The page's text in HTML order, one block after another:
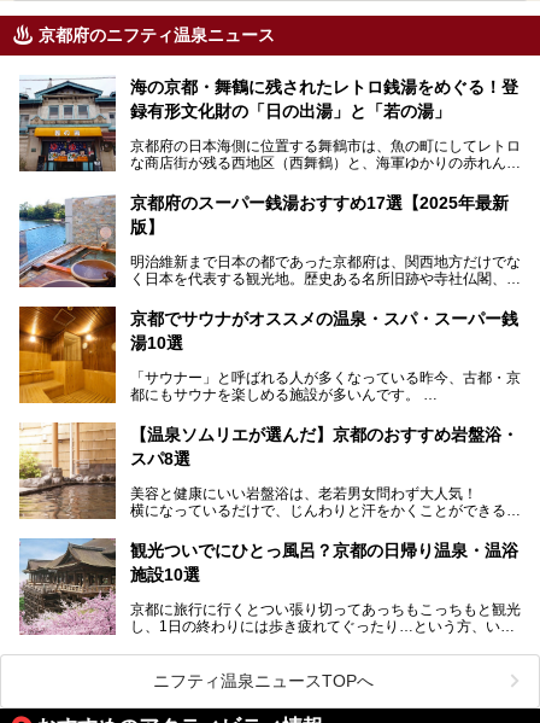
京都府のニフティ温泉ニュース
海の京都・舞鶴に残されたレトロ銭湯をめぐる！登
録有形文化財の「日の出湯」と「若の湯」
京都府の日本海側に位置する舞鶴市は、魚の町にしてレトロ
な商店街が残る西地区（西舞鶴）と、海軍ゆかりの赤れんが
ます。今回案内するのは西地区に今も残る2軒の銭湯「日の
出湯」と「若の湯」。いずれも国の登録有形文化財に指定さ
れた歴史ある建物でありながら、今も現役のお風呂屋さんで
漁師町や商店街で働く人々を支えてきたこの2軒の銭湯とと
ます。
───
この記事は京都府舞鶴市のPR記事です。
京都府のスーパー銭湯おすすめ17選【2025年最新
版】
明治維新まで日本の都であった京都府は、関西地方だけでな
く日本を代表する観光地。歴史ある名所旧跡や寺社仏閣、そ
今回は、そんな京都府で2025年現在おすすめのスーパー銭
湯を紹介します。
部でレジャー気分を満喫できる温泉施設まで、好みのスーパ
ー銭湯を探してみてくださいね。
京都でサウナがオススメの温泉・スパ・スーパー銭
湯10選
「サウナー」と呼ばれる人が多くなっている昨今、古都・京
都にもサウナを楽しめる施設が多いんです。
自分の好きなサウナを探すのもいいですが、さまざまなサウ
ナを体感してみたいですよね。
のある温浴施設を紹介します。
ウナを楽しみましょう！
【温泉ソムリエが選んだ】京都のおすすめ岩盤浴・
スパ8選
美容と健康にいい岩盤浴は、老若男女問わず大人気！
横になっているだけで、じんわりと汗をかくことができるの
地元の方はもちろん、旅先としても人気の京都。
観光のついでに岩盤浴のある温泉に浸かってリフレッシュす
今回は京都にある岩盤浴のある施設をピックアップしてご紹
観光ついでにひとっ風呂？京都の日帰り温泉・温浴
施設10選
京都に旅行に行くとつい張り切ってあっちもこっちもと観光
し、1日の終わりには歩き疲れてぐったり…という方、いま
そんな疲れた身体には温泉です！京都には、市内にも郊外に
も素晴らしい温泉がたくさんあります。そこで、日帰り利用
できるおすすめの温泉・温浴施設をまとめてみました。
ニフティ温泉ニュースTOPへ